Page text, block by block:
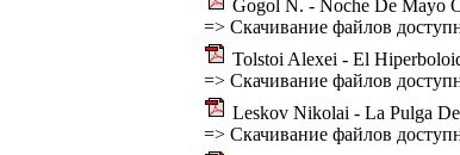
Gogol N. - Noche De Mayo
=> Скачивание файлов
Tolstoi Alexei - El
=> Скачивание файлов
Leskov Nikolai - La Pulga
=> Скачивание файлов